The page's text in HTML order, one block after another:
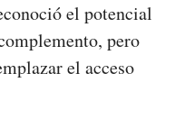
el potencial
pero
el acceso